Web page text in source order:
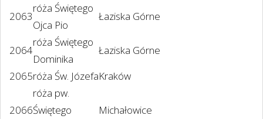
2063
róża Świętego
Ojca Pio
Łaziska Górne
2064
róża Świętego
Dominika
Łaziska Górne
2065róża Św. JózefaKraków
2066
róża pw.
Świętego
Michałowice